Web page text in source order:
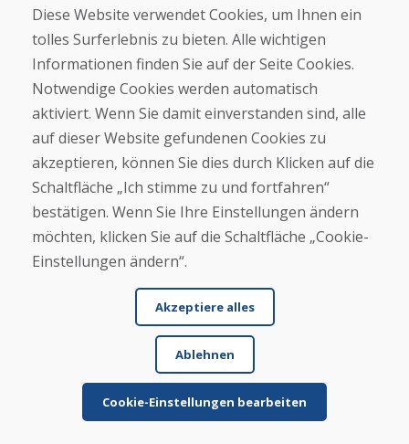
★★ ★★★
Ware wurde gut verpackt und kam zeitnah, der
Zustand war wie beschrieben
Jürgen Reinhard , 17.12.2025
★★★★★
Wir haben ein paar gebrauchte Ski bestellt und
innerhalb von 4 Werktagen erhalten. Sie Ski sind
Mehr lesen ...
Diese Website verwendet Cookies, um Ihnen ein
tolles Surferlebnis zu bieten. Alle wichtigen
Informationen finden Sie auf der Seite Cookies.
Notwendige Cookies werden automatisch
aktiviert. Wenn Sie damit einverstanden sind, alle
auf dieser Website gefundenen Cookies zu
akzeptieren, können Sie dies durch Klicken auf die
Schaltfläche „Ich stimme zu und fortfahren“
bestätigen. Wenn Sie Ihre Einstellungen ändern
möchten, klicken Sie auf die Schaltfläche „Cookie-
Einstellungen ändern“.
Akzeptiere alles
Ablehnen
Cookie-Einstellungen bearbeiten